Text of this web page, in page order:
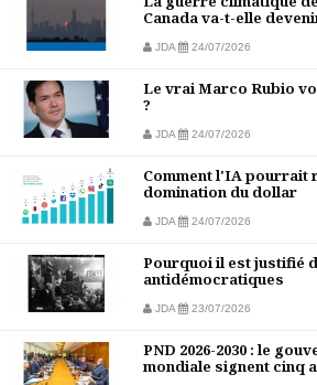
Canada va-t-elle
JDA 24/07/2026
Le vrai Marco Rubio
?
JDA 24/07/2026
Comment l'IA pourrait
domination du dollar
JDA 24/07/2026
Pourquoi il est justifié
antidémocratiques
JDA 23/07/2026
PND 2026-2030 : le
mondiale signent cinq